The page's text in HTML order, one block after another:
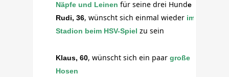
Näpfe und Leinen für seine drei Hunde
Rudi, 36, wünscht sich einmal wieder im
Stadion beim HSV-Spiel zu sein
Klaus, 60, wünscht sich ein paargroße
Hosen